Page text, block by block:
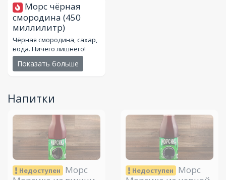
Морс чёрная
смородина (450
миллилитр)
Чёрная смородина, сахар,
вода. Ничего лишнего!
Показать больше
Напитки
Недоступен
Морс
Недоступен
Морс